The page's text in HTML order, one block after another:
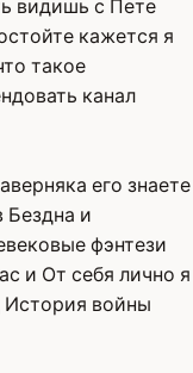
видишь с Пете
кажется я
такое
канал
его знаете
Бездна и
фэнтези
и От себя лично я
История войны